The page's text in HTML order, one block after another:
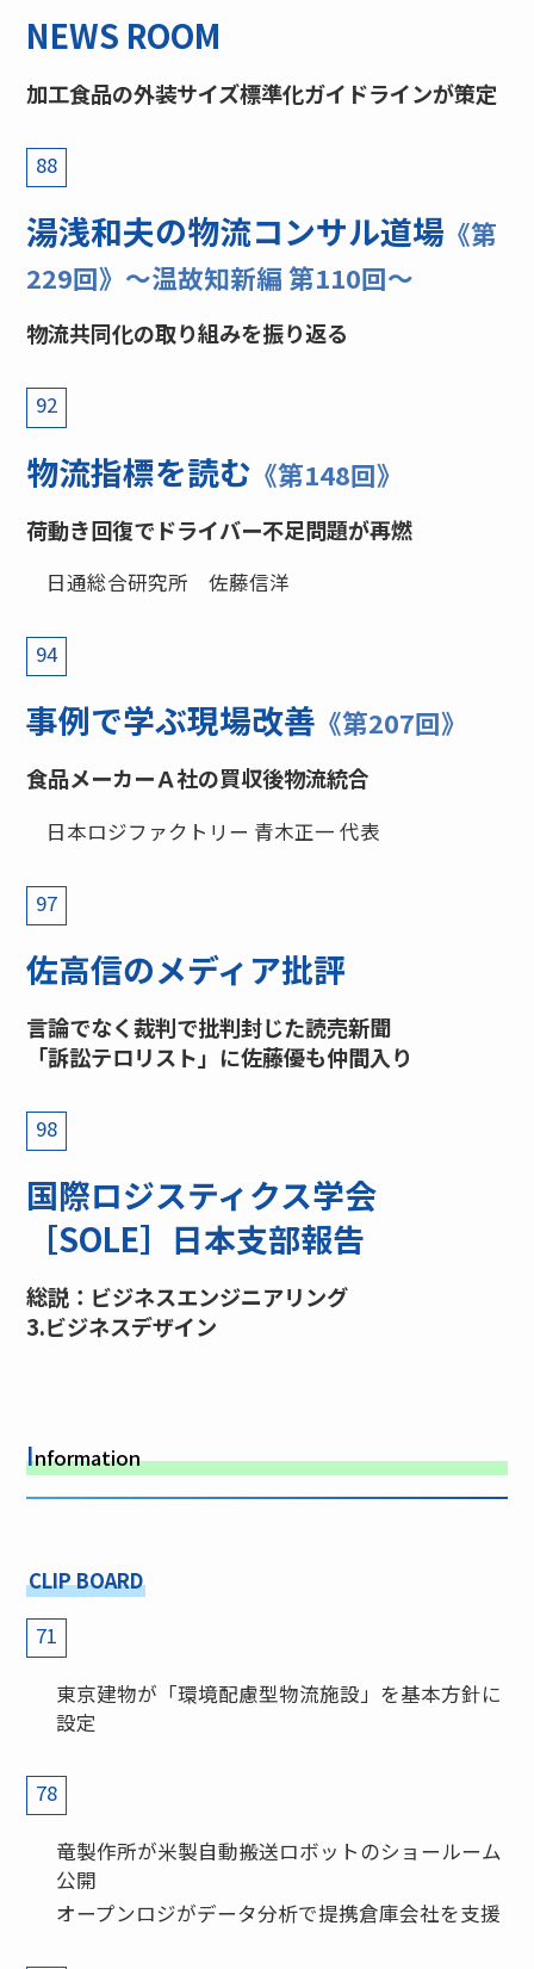
NEWS ROOM
加工食品の外装サイズ標準化ガイドラインが策定
88
湯浅和夫の物流コンサル道場 《第
229回》〜温故知新編 第110回〜
物流共同化の取り組みを振り返る
92
物流指標を読む 《第148回》
荷動き回復でドライバー不足問題が再燃
日通総合研究所 佐藤信洋
94
事例で学ぶ現場改善 《第207回》
食品メーカーＡ社の買収後物流統合
日本ロジファクトリー 青木正一 代表
97
佐高信のメディア批評
言論でなく裁判で批判封じた読売新聞
「訴訟テロリスト」に佐藤優も仲間入り
98
国際ロジスティクス学会
［SOLE］日本支部報告
総説：ビジネスエンジニアリング
3.ビジネスデザイン
Information
CLIP BOARD
71
東京建物が「環境配慮型物流施設」を基本方針に
設定
78
竜製作所が米製自動搬送ロボットのショールーム
公開
オープンロジがデータ分析で提携倉庫会社を支援